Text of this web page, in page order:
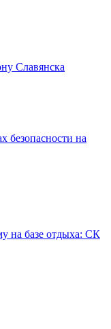
Славянска
безопасности на
на базе отдыха: СК